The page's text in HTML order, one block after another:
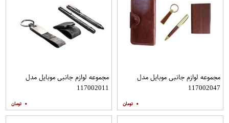
مجموعه لوازم جانبی موبایل مدل
117002047
۰
مجموعه لوازم جانبی موبایل مدل
117002011
۰